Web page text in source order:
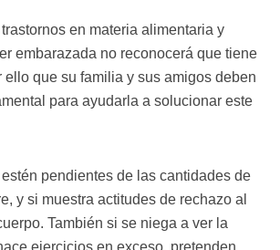
en materia alimentaria y
embarazada no reconocerá que tiene
ello que su familia y sus amigos deben
para ayudarla a solucionar este
pendientes de las cantidades de
y si muestra actitudes de rechazo al
También si se niega a ver la
ejercicios en exceso, pretenden